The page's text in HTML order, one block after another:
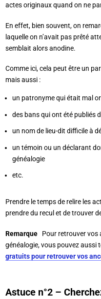
actes originaux quand on ne
En effet, bien souvent, on
laquelle on n’avait pas prêté
semblait alors anodine.
Comme ici, cela peut être un
mais aussi :
un patronyme qui était mal
des bans qui ont été publiés
un nom de lieu-dit difficile à
un témoin ou un déclarant
généalogie
etc.
Prendre le temps de relire les
prendre du recul et de trouver
RemarquePour retrouver vos
généalogie, vous pouvez aussi
gratuits pour retrouver vos
Astuce n°2 –